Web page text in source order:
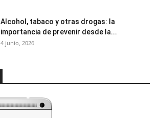
Alcohol, tabaco y otras drogas: la
importancia de prevenir desde la...
4 junio, 2026